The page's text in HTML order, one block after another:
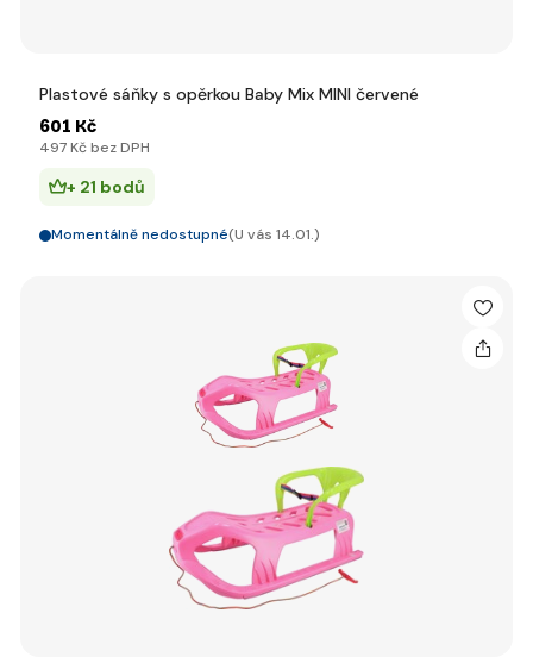
Plastové sáňky s opěrkou Baby Mix MINI červené
601 Kč
497 Kč bez DPH
+ 21 bodů
Momentálně nedostupné(U vás 14.01.)